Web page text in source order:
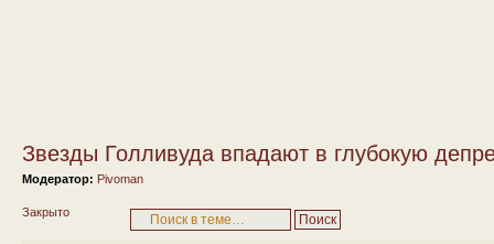
Звезды Голливуда впадают в глубокую
Модератор: Pivoman
Закрыто